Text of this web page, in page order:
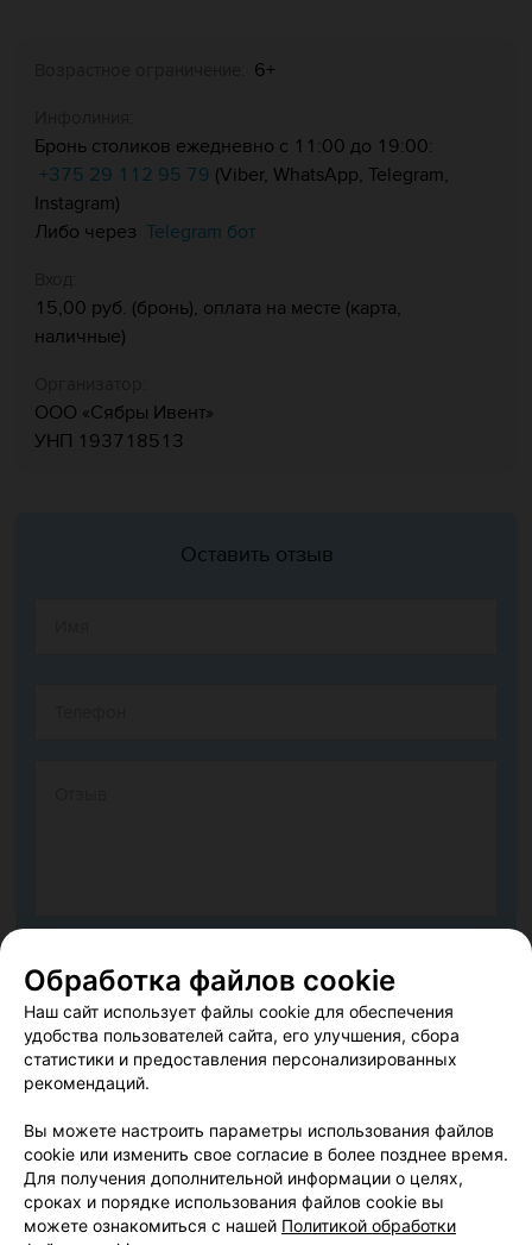
6+
Бронь столиков ежедневно с 11:00 до 19:00:
+375 29 112 95 79 (Viber, WhatsApp, Telegram,
Instagram)
Либо через Telegram бот
15,00 руб. (бронь), оплата на месте (карта,
наличные)
ООО «Сябры Ивент»
УНП 193718513
Оставить отзыв
обработки персональных данныхимеханизме реализации
прав
Нажимая кнопку «Добавить отзыв», вы принимаетеусловия
Пользовательского соглашения
Обработка файлов cookie
Наш сайт использует файлы cookie для обеспечения
удобства пользователей сайта, его улучшения, сбора
статистики и предоставления персонализированных
рекомендаций.
Вы можете настроить параметры использования файлов
cookie или изменить свое согласие в более позднее время.
Для получения дополнительной информации о целях,
сроках и порядке использования файлов cookie вы
можете ознакомиться с нашей Политикой обработки